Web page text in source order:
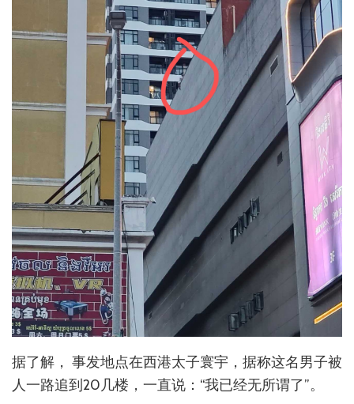
据了解， 事发地点在西港太子寰宇，据称这名男子被
人一路追到20几楼，一直说：“我已经无所谓了”。